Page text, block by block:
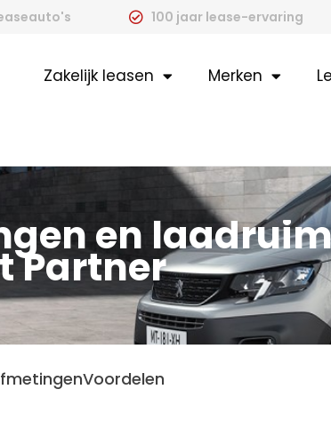
100 jaar lease-ervaring
Zakelijk leasen Merken
en
Partner
Voordelen